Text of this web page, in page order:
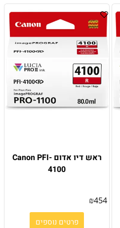
ראש דיו אדום Canon PFI-
4100
₪454
פרטים נוספים